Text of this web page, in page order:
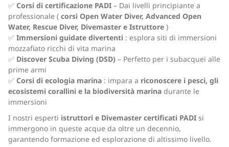
✅ Corsi di certificazione PADI – Dai livelli principiante a
professionale ( corsi Open Water Diver, Advanced Open
Water, Rescue Diver, Divemaster e Istruttore )
✅ Immersioni guidate divertenti : esplora siti di immersioni
mozzafiato ricchi di vita marina
✅ Discover Scuba Diving (DSD) – Perfetto per i subacquei alle
prime armi
✅ Corsi di ecologia marina : impara a riconoscere i pesci, gli
ecosistemi corallini e la biodiversità marina durante le
immersioni
I nostri esperti istruttori e Divemaster certificati PADI si
immergono in queste acque da oltre un decennio,
garantendo formazione ed esplorazione di altissimo livello.